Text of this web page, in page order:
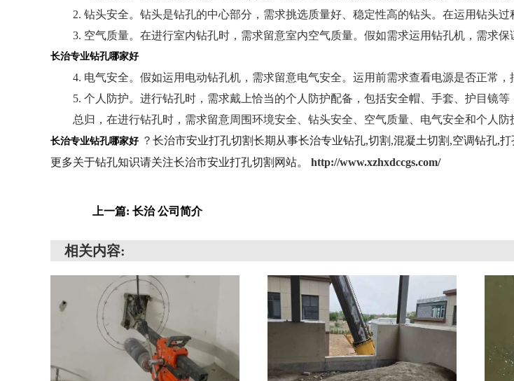
2. 钻头安全。钻头是钻孔的中心部分，需求挑选质量好、稳定性高的钻头。在运用钻头过
3. 空气质量。在进行室内钻孔时，需求留意室内空气质量。假如需求运用钻孔机，需求保
长治专业钻孔哪家好
4. 电气安全。假如运用电动钻孔机，需求留意电气安全。运用前需求查看电源是否正常，
5. 个人防护。进行钻孔时，需求戴上恰当的个人防护配备，包括安全帽、手套、护目镜等
总归，在进行钻孔时，需求留意周围环境安全、钻头安全、空气质量、电气安全和个人防
长治专业钻孔哪家好？ 长治市安业打孔切割长期从事长治专业钻孔,切割,混凝土切割,空调钻孔,
更多关于钻孔知识请关注长治市安业打孔切割 网站。 http://www.xzhxdccgs.com/
上一篇: 长治 公司简介
相关内容: